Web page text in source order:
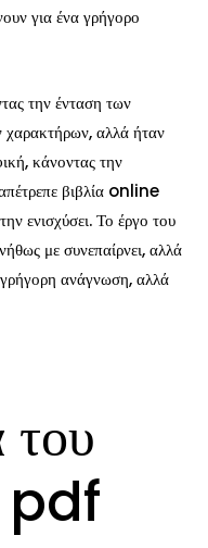
για ένα γρήγορο
την ένταση των
χαρακτήρων, αλλά ήταν
κάνοντας την
βιβλία online
ενισχύσει. Το έργο του
με συνεπαίρνει, αλλά
ανάγνωση, αλλά
pdf